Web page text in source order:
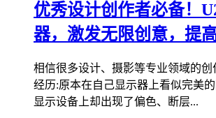
优秀设计创作者必备！
器，激发无限创意，提
相信很多设计、摄影等专业领域的创
经历:原本在自己显示器上看似完美
显示设备上却出现了偏色、断层...